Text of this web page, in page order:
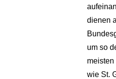
dienen
um so
wie St.